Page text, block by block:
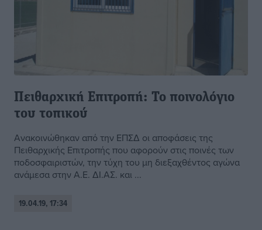
Πειθαρχική Επιτροπή: Το ποινολόγιο
του τοπικού
Ανακοινώθηκαν από την ΕΠΣΔ οι αποφάσεις της
Πειθαρχικής Επιτροπής που αφορούν στις ποινές των
ποδοσφαιριστών, την τύχη του μη διεξαχθέντος αγώνα
ανάμεσα στην Α.Ε. ΔΙ.ΑΣ. και ...
19.04.19, 17:34